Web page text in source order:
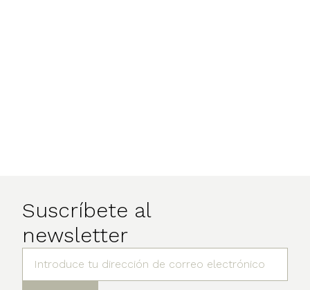
Suscríbete al
newsletter